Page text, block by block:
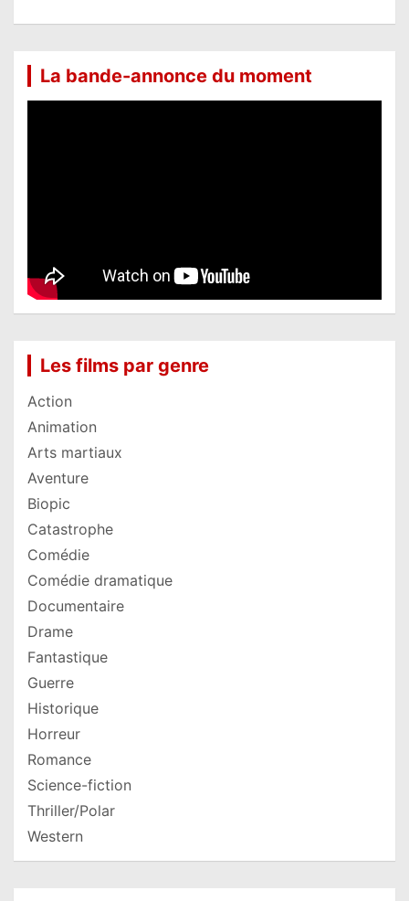
La bande-annonce du moment
Les films par genre
Action
Animation
Arts martiaux
Aventure
Biopic
Catastrophe
Comédie
Comédie dramatique
Documentaire
Drame
Fantastique
Guerre
Historique
Horreur
Romance
Science-fiction
Thriller/Polar
Western